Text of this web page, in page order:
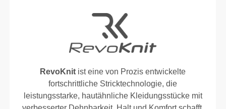
RevoKnit ist eine von Prozis entwickelte
fortschrittliche Stricktechnologie, die
leistungsstarke, hautähnliche Kleidungsstücke mit